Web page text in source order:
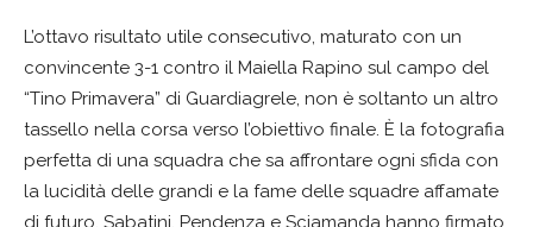
L’ottavo risultato utile consecutivo, maturato con un
convincente 3-1 contro il Maiella Rapino sul campo del
“Tino Primavera” di Guardiagrele, non è soltanto un altro
tassello nella corsa verso l’obiettivo finale. È la fotografia
perfetta di una squadra che sa affrontare ogni sfida con
la lucidità delle grandi e la fame delle squadre affamate
di futuro. Sabatini, Pendenza e Sciamanda hanno firmato